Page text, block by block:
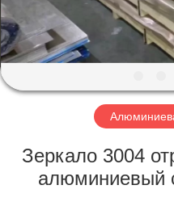
О
НАС
ЭКСКУРСИЯ
Зеркало 3004
алюминиевый